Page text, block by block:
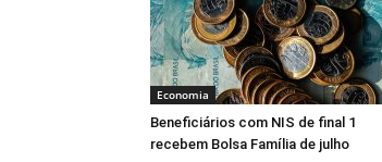
Economia
Beneficiários com NIS de final 1
recebem Bolsa Família de julho